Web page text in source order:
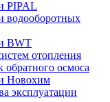
PIPAL
водооборотных
BWT
отопления
обратного осмоса
Новохим
эксплуатации